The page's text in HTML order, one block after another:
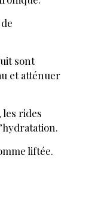
sont
et atténuer
les rides
liftée.